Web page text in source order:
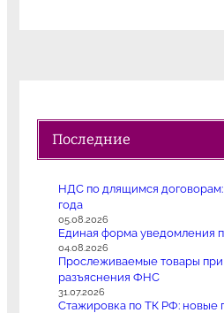
Последние
НДС по длящимся
года
05.08.2026
Единая форма уведомления
04.08.2026
Прослеживаемые товары
разъяснения ФНС
31.07.2026
Стажировка по ТК РФ: новые